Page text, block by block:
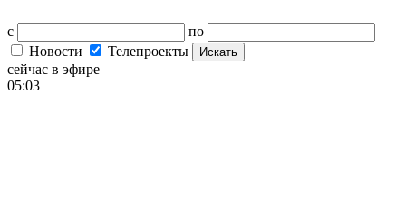
с
по
Новости
Телепроекты Искать
сейчас в эфире
05:03